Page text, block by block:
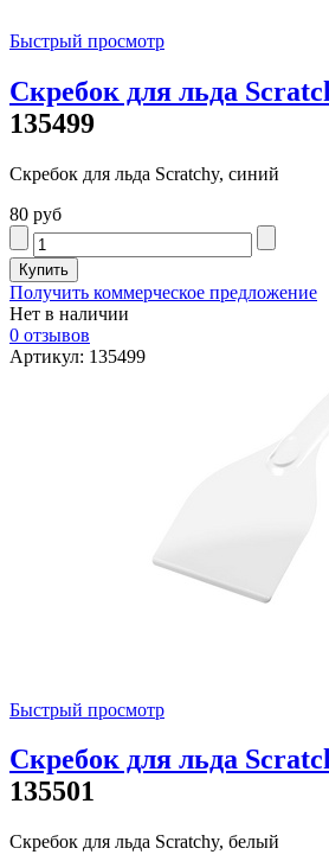
Быстрый просмотр
Скребок для льда
135499
Скребок для льда Scratchy, синий
80 руб
Получить коммерческое предложение
Нет в наличии
0 отзывов
Артикул: 135499
Быстрый просмотр
Скребок для льда
135501
Скребок для льда Scratchy, белый